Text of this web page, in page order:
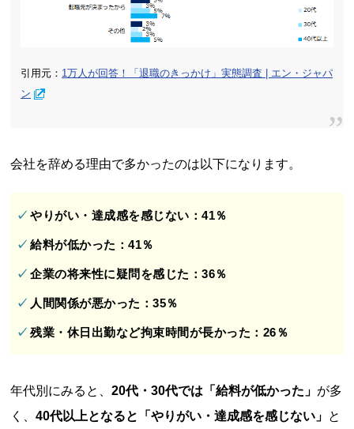
引用元： 1万人が回答！「退職のきっかけ」実態調査 | エン・ジャパ
ン
会社を辞める理由で多かったのは以下になります。
やりがい・達成感を感じない：41％
給料が低かった：41％
企業の将来性に疑問を感じた：36％
人間関係が悪かった：35％
残業・休日出勤など拘束時間が長かった：26％
年代別にみると、20代・30代では「給料が低かった」 が多
く、40代以上となると「やりがい・達成感を感じない」 と